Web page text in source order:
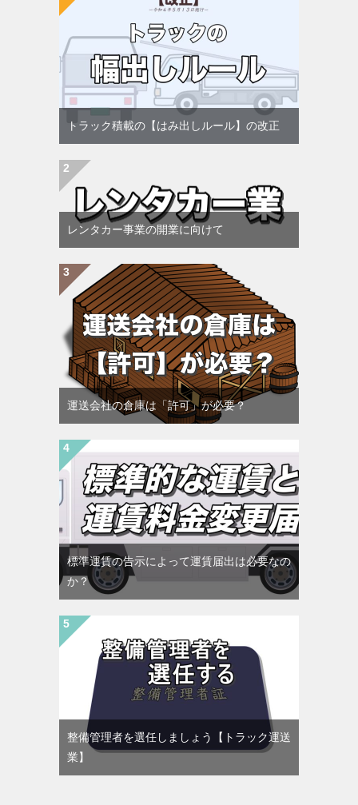
トラック積載の【はみ出しルール】の改正
レンタカー事業の開業に向けて
運送会社の倉庫は「許可」が必要？
標準運賃の告示によって運賃届出は必要なの
か？
整備管理者を選任しましょう【トラック運送
業】